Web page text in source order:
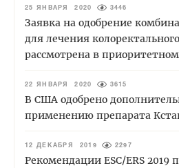
25 ЯНВАРЯ 2020 3446
Заявка на одобрение
для лечения
рассмотрена в
22 ЯНВАРЯ 2020 3615
В США одобрено
применению препарата
12 ДЕКАБРЯ 2019 2297
Рекомендации ESC/ERS 2019